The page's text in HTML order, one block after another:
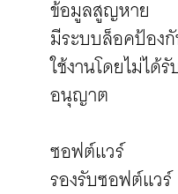
ข้อมูลสูญหาย
มีระบบล็อคป้อง
ใช้งานโดยไม่ได้รั
อนุญาต
ซอฟต์แวร์
รองรับซอฟต์แวร์